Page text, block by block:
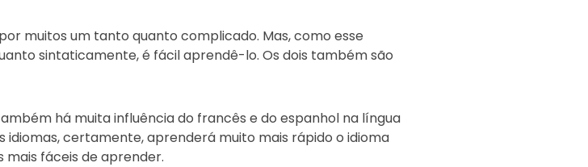
muitos um tanto quanto complicado. Mas, como esse
sintaticamente, é fácil aprendê-lo. Os dois também são
há muita influência do francês e do espanhol na língua
idiomas, certamente, aprenderá muito mais rápido o idioma
mais fáceis de aprender.